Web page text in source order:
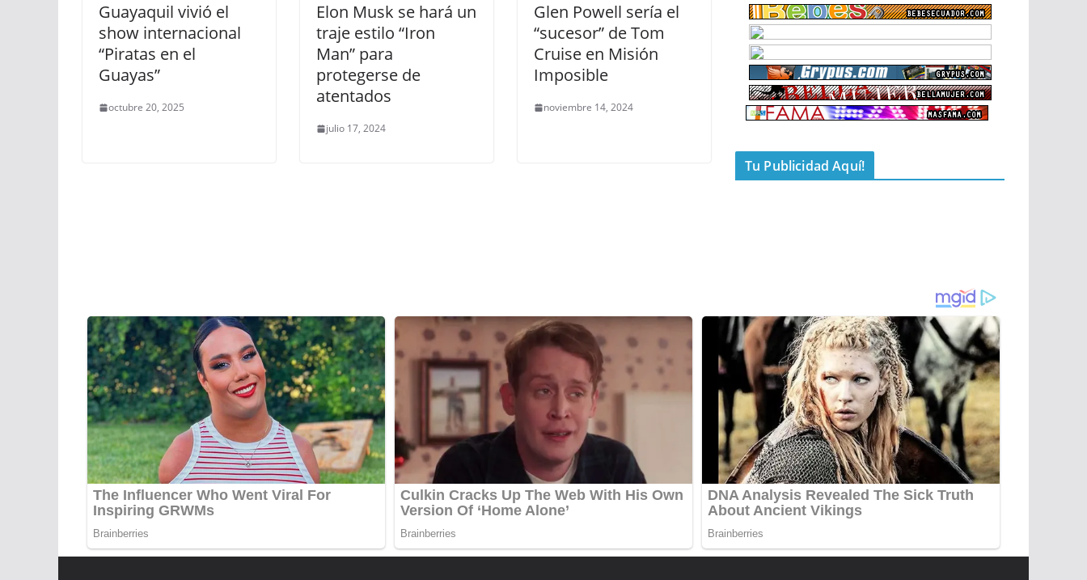
Guayaquil vivió el
show internacional
“Piratas en el
Guayas”
octubre 20, 2025
Elon Musk se hará un
traje estilo “Iron
Man” para
protegerse de
atentados
julio 17, 2024
Glen Powell sería el
“sucesor” de Tom
Cruise en Misión
Imposible
noviembre 14, 2024
Tu Publicidad Aquí!